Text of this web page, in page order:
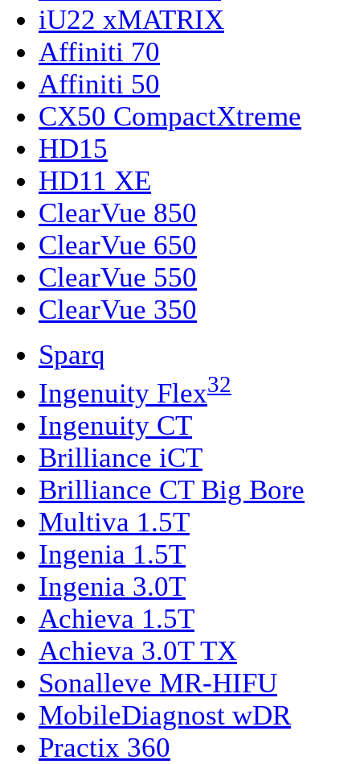
iU22 xMATRIX
Affiniti 70
Affiniti 50
CX50 CompactXtreme
HD15
HD11 XE
ClearVue 850
ClearVue 650
ClearVue 550
ClearVue 350
Sparq
Ingenuity Flex32
Ingenuity CT
Brilliance iCT
Brilliance CT Big Bore
Multiva 1.5T
Ingenia 1.5T
Ingenia 3.0T
Achieva 1.5T
Achieva 3.0T TX
Sonalleve MR-HIFU
MobileDiagnost wDR
Practix 360